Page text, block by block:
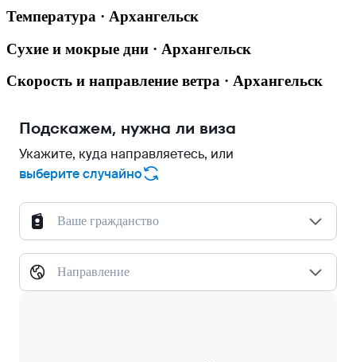
Температура · Архангельск
Сухие и мокрые дни · Архангельск
Скорость и направление ветра · Архангельск
Подскажем, нужна ли виза
Укажите, куда направляетесь, или
выберите случайно
Ваше гражданство
Направление